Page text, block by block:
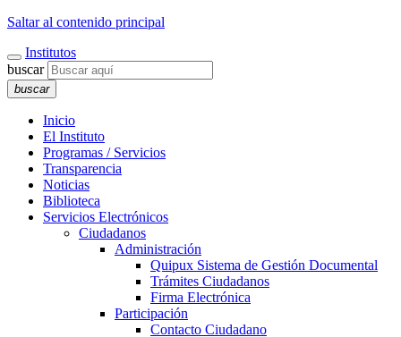
Saltar al contenido principal
Institutos
buscar
buscar
Inicio
El Instituto
Programas / Servicios
Transparencia
Noticias
Biblioteca
Servicios Electrónicos
Ciudadanos
Administración
Quipux Sistema de Gestión Documental
Trámites Ciudadanos
Firma Electrónica
Participación
Contacto Ciudadano